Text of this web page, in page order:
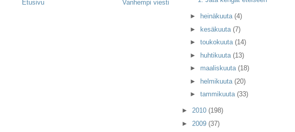
Vanhempi viesti
Etusivu
► heinäkuuta (4)
► kesäkuuta (7)
► toukokuuta (14)
► huhtikuuta (13)
► maaliskuuta (18)
► helmikuuta (20)
► tammikuuta (33)
► 2010 (198)
► 2009 (37)